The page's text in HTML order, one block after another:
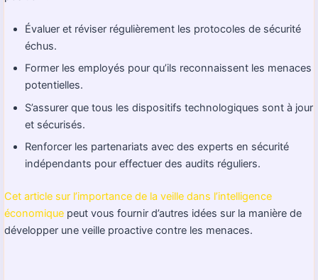
Évaluer et réviser régulièrement les protocoles de sécurité
échus.
Former les employés pour qu’ils reconnaissent les menaces
potentielles.
S’assurer que tous les dispositifs technologiques sont à jour
et sécurisés.
Renforcer les partenariats avec des experts en sécurité
indépendants pour effectuer des audits réguliers.
Cet article sur l’importance de la veille dans l’intelligence
économique peut vous fournir d’autres idées sur la manière de
développer une veille proactive contre les menaces.